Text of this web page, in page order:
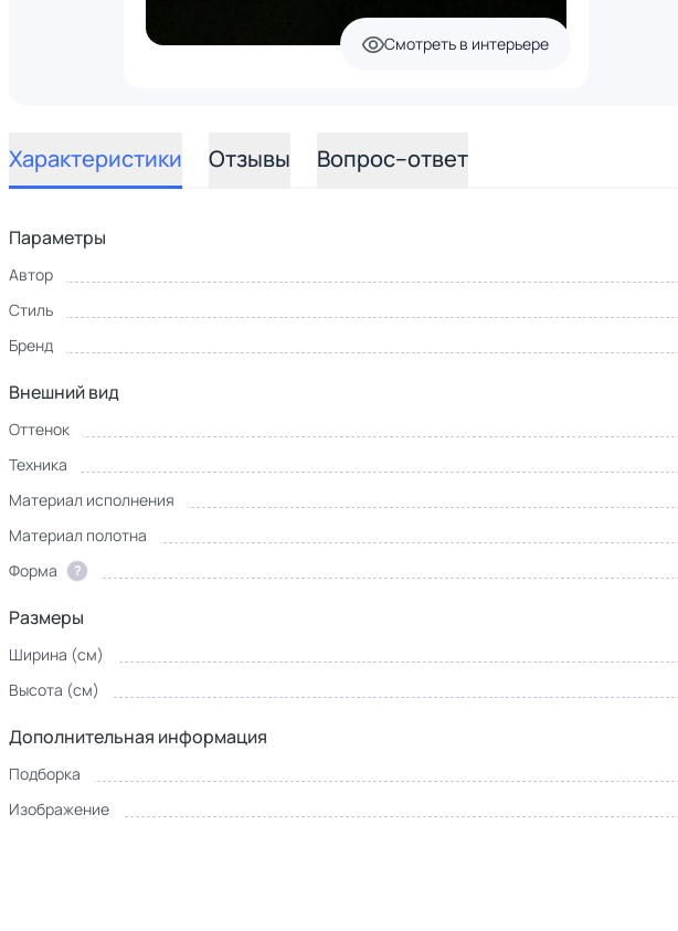
Смотреть в интерьере
Характеристики Отзывы Вопрос–ответ
Параметры
Автор
Стиль
Бренд
Внешний вид
Оттенок
Техника
Материал исполнения
Материал полотна
Форма
?
Размеры
Ширина (см)
Высота (см)
Дополнительная информация
Подборка
Изображение